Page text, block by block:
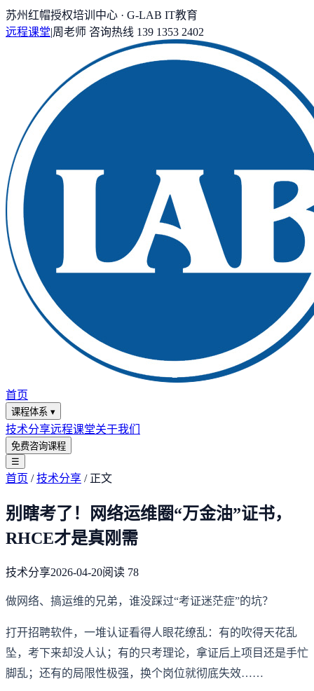
苏州红帽授权培训中心 · G-LAB IT教育
远程课堂|周老师 咨询热线 139 1353 2402
首页
课程体系 ▾
技术分享远程课堂关于我们
免费咨询课程
☰
首页 /技术分享 / 正文
别瞎考了！网络运维圈“万金油”证书，
RHCE才是真刚需
技术分享2026-04-20阅读 78
做网络、搞运维的兄弟，谁没踩过“考证迷茫症”的坑？
打开招聘软件，一堆认证看得人眼花缭乱：有的吹得天花乱
坠，考下来却没人认；有的只考理论，拿证后上项目还是手忙
脚乱；还有的局限性极强，换个岗位就彻底失效……